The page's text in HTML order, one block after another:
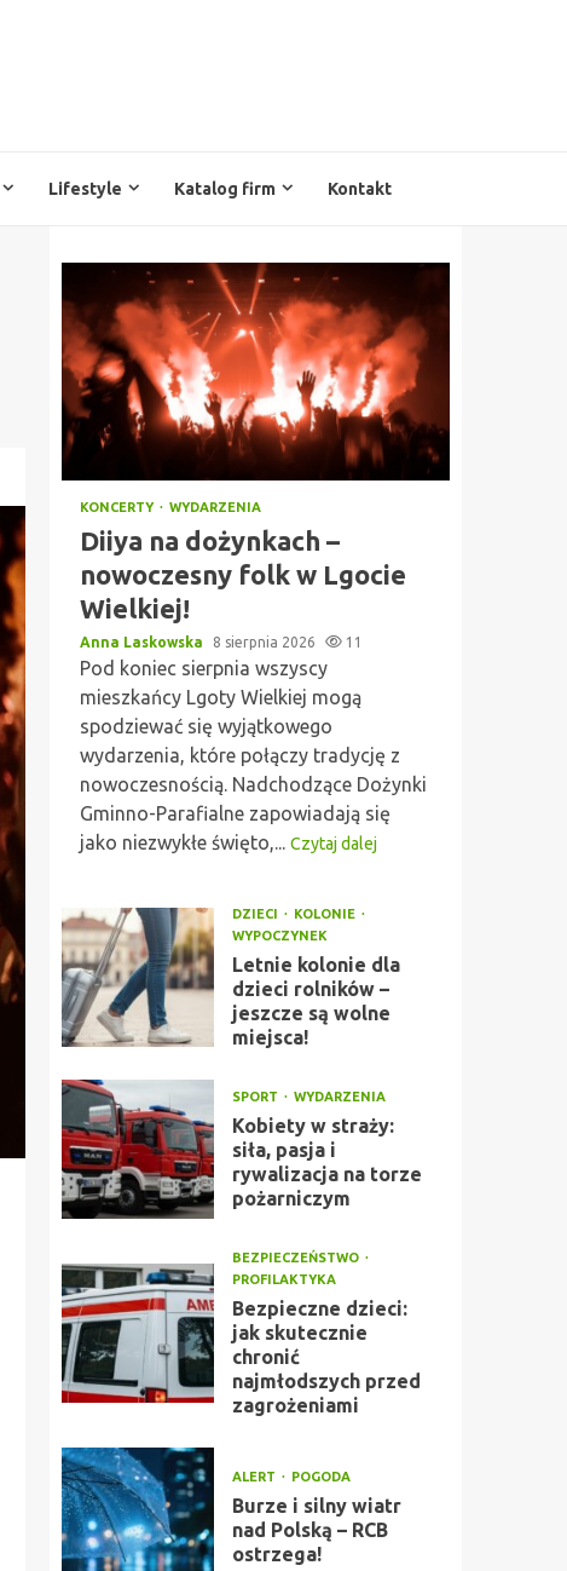
Lifestyle Katalog firm Kontakt
KONCERTY WYDARZENIA
Diiya na dożynkach –
nowoczesny folk w Lgocie
Wielkiej!
Anna Laskowska 8 sierpnia 2026 11
Pod koniec sierpnia wszyscy
mieszkańcy Lgoty Wielkiej mogą
spodziewać się wyjątkowego
wydarzenia, które połączy tradycję z
nowoczesnością. Nadchodzące Dożynki
Gminno-Parafialne zapowiadają się
jako niezwykłe święto,... Czytaj dalej
DZIECI
KOLONIE
WYPOCZYNEK
Letnie kolonie dla
dzieci rolników –
jeszcze są wolne
miejsca!
SPORT WYDARZENIA
Kobiety w straży:
siła, pasja i
rywalizacja na torze
pożarniczym
BEZPIECZEŃSTWO
PROFILAKTYKA
Bezpieczne dzieci:
jak skutecznie
chronić
najmłodszych przed
zagrożeniami
ALERT POGODA
Burze i silny wiatr
nad Polską – RCB
ostrzega!